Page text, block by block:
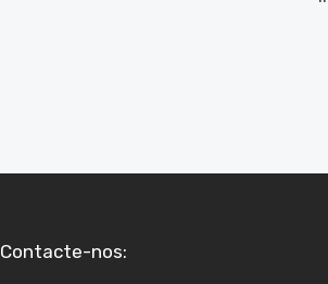
Contacte-nos: